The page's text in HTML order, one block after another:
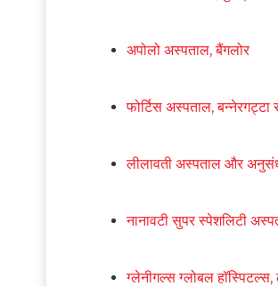
अपोलो अस्पताल, बैंगलोर
फोर्टिस अस्पताल, बन्नेरगट्टा
लीलावती अस्पताल और
नानावटी सुपर स्पेशलिटी
ग्लेनीगल्स ग्लोबल